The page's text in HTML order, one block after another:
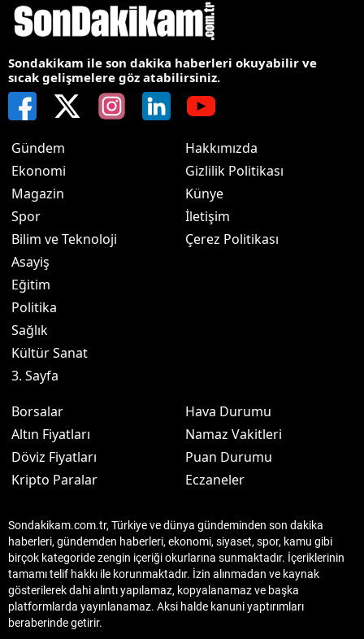
Sondakikam ile son dakika haberleri okuyabilir ve
sıcak gelişmelere göz atabilirsiniz.
Gündem
Ekonomi
Magazin
Spor
Bilim ve Teknoloji
Asayiş
Eğitim
Politika
Sağlık
Kültür Sanat
3. Sayfa
Hakkımızda
Gizlilik Politikası
Künye
İletişim
Çerez Politikası
Borsalar
Altın Fiyatları
Döviz Fiyatları
Kripto Paralar
Hava Durumu
Namaz Vakitleri
Puan Durumu
Eczaneler
Sondakikam.com.tr, Türkiye ve dünya gündeminden son dakika
haberleri, gündemden haberleri, ekonomi, siyaset, spor, kamu gibi
birçok kategoride zengin içeriği okurlarına sunmaktadır. İçeriklerinin
tamamı telif hakkı ile korunmaktadır. İzin alınmadan ve kaynak
gösterilerek dahi alıntı yapılamaz, kopyalanamaz ve başka
platformlarda yayınlanamaz. Aksi halde kanuni yaptırımları
beraberinde getirir.